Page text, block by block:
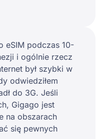
eSIM podczas 10-
i ogólnie rzecz
był szybki w
odwiedziłem
do 3G. Jeśli
Gigago jest
na obszarach
się pewnych